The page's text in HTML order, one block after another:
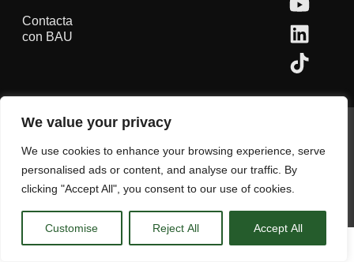
We value your privacy
We use cookies to enhance your browsing experience, serve
personalised ads or content, and analyse our traffic. By
clicking "Accept All", you consent to our use of cookies.
Customise Reject All Accept All
Contacta
con BAU
BAU, Centro Universitario de Artes y Diseño de Barcelona.
Copyright © Todos los derechos reservados.
CA ES EN( IN)